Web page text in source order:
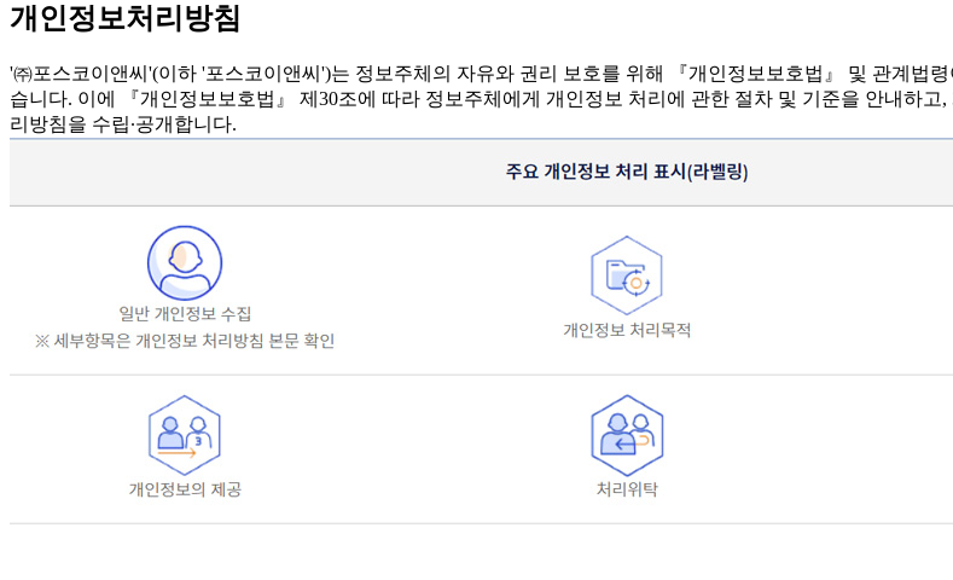
개인정보처리방침
'㈜포스코이앤씨'(이하 '포스코이앤씨')는 정보주체의 자유와 권리 보호를 위해 『개인정보보호법』 및 관계법
습니다. 이에 『개인정보보호법』 제30조에 따라 정보주체에게 개인정보 처리에 관한 절차 및 기준을 안내하
리방침을 수립∙공개합니다.